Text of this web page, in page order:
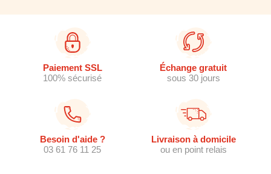
Paiement SSL
100% sécurisé
Échange gratuit
sous 30 jours
Besoin d'aide ?
03 61 76 11 25
Livraison à domicile
ou en point relais